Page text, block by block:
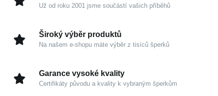
Výška náušnice
18 mm
Už od roku 2001 jsme součástí vašich příběhů
Široký výběr produktů
Na našem e-shopu máte výběr z tisíců šperků
Garance vysoké kvality
Certifikáty původu a kvality k vybraným šperkům